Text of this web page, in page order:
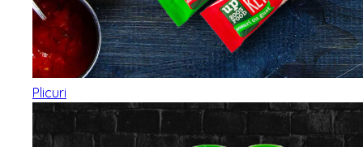
Plicuri